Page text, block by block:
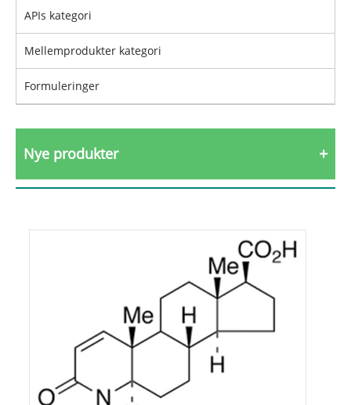
APIs kategori
Mellemprodukter kategori
Formuleringer
Nye produkter